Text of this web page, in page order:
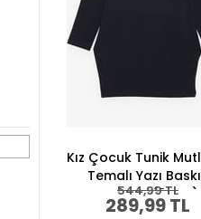
Kız Çocuk Tunik
Temalı Yazı
Lacivert (8 Yaş)
289,99 TL
544,99 TL